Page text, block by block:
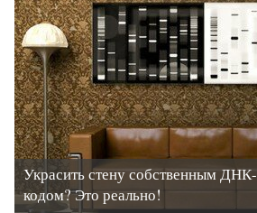
Украсить стену собственным ДНК-
кодом? Это реально!